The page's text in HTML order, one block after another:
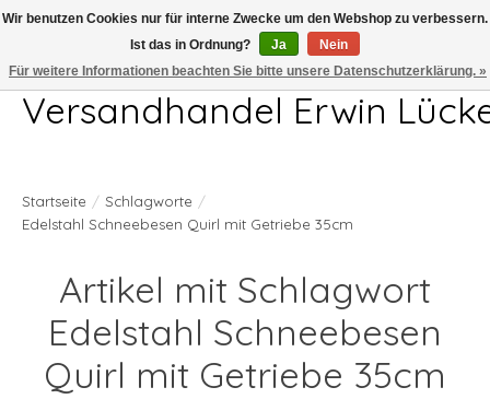
Telefon 04407 715872 MO-DO 7.00-17.00Uhr FR 7.00-13.00Uhr
Versandhandel Erwin
Startseite / Schlagworte /
Edelstahl Schneebesen Quirl mit Getriebe 35cm
Artikel mit Schlagwort
Edelstahl Schneebesen
Quirl mit Getriebe 35cm
Wir benutzen Cookies nur für interne Zwecke um den Webshop zu verbessern.
Ist das in Ordnung?
Ja
Nein
Für weitere Informationen beachten Sie bitte unsere Datenschutzerklärung. »